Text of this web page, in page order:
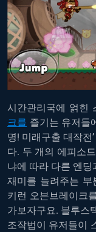
시간관리국에 얽힌
크를 즐기는 유저들
명! 미래구출 대작전
다. 두 개의 에피소
냐에 따라 다른 엔
재미를 늘려주는
키런 오븐브레이크
가보자구요. 블루스
조작법이 유저들이